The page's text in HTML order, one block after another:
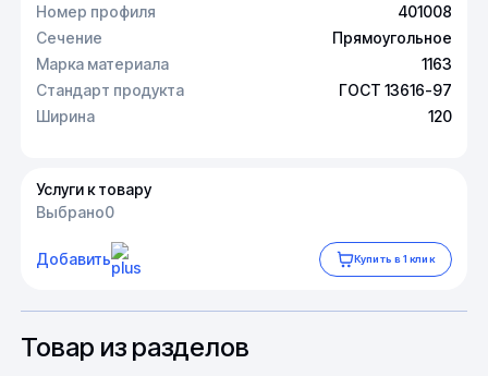
Номер профиля
401008
Сечение
Прямоугольное
Марка материала
1163
Стандарт продукта
ГОСТ 13616-97
Ширина
120
Услуги к товару
Выбрано0
Добавить Купить в 1 клик
Товар из разделов